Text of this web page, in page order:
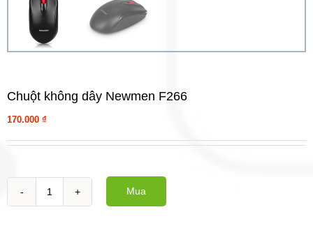
Chuột không dây Newmen F266
170.000 ₫
Chuột
Mua